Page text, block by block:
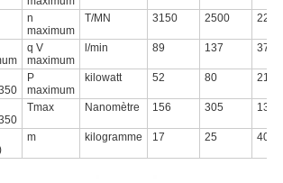
n
maximum
T/MN 3150 2500 2240
q V
maximum
l/min 89 137 375
P
maximum
kilowatt 52 80 219
Tmax Nanomètre 156 305 1391
m kilogramme 17 25 40